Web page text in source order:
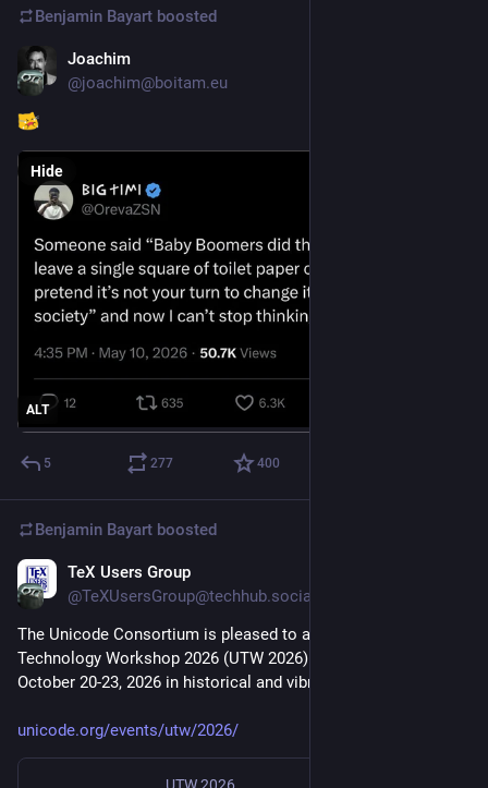
Benjamin Bayart boosted
Joachim
@joachim@boitam.eu
ALT
Hide
5 277 400
Benjamin Bayart boosted
TeX Users Group
@TeXUsersGroup@techhub.social
The Unicode Consortium is pleased to announce Unicode
Technology Workshop 2026 (UTW 2026) will take place from
October 20-23, 2026 in historical and vibrant Nancy, France.
unicode.org/events/utw/2026/
UTW 2026